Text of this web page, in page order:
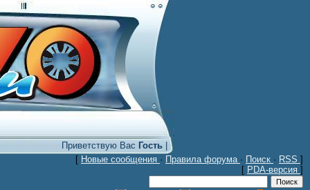
Приветствую Вас Гость|
[ Новые сообщения · Правила форума · Поиск · RSS ]
[ PDA-версия ]